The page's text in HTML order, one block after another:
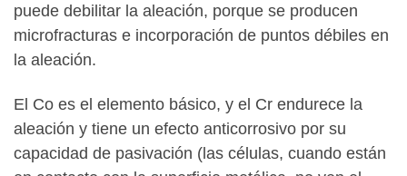
puede debilitar la aleación, porque se producen
microfracturas e incorporación de puntos débiles en
la aleación.
El Co es el elemento básico, y el Cr endurece la
aleación y tiene un efecto anticorrosivo por su
capacidad de pasivación (las células, cuando están